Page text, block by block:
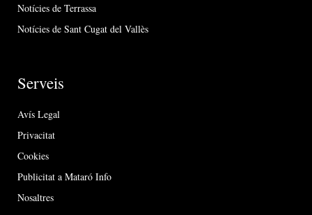
Notícies de Terrassa
Notícies de Sant Cugat del Vallès
Serveis
Avís Legal
Privacitat
Cookies
Publicitat a Mataró Info
Nosaltres